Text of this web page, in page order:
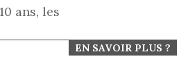
ans, les
EN SAVOIR PLUS ?